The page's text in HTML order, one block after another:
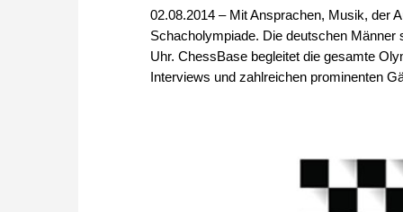
02.08.2014 – Mit Ansprachen, Musik, der
Schacholympiade. Die deutschen Männer
Uhr. ChessBase begleitet die gesamte
Interviews und zahlreichen prominenten